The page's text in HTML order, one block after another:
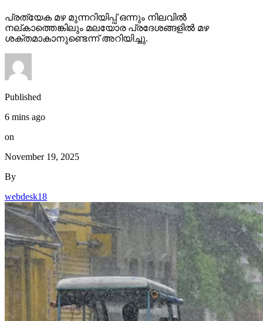
പ്രത്യേക മഴ മുന്നറിയിപ്പ് ഒന്നും നിലവില്‍
നല്കാത്തെങ്കിലും മലയോര പ്രദേശങ്ങളില്‍ മഴ
ശക്തമാകാനുണ്ടെന്ന് അറിയിച്ചു.
Published
6 mins ago
on
November 19, 2025
By
webdesk18